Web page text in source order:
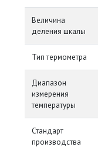
Величина
деления шкалы
Тип термометра
Диапазон
измерения
температуры
Стандарт
производства